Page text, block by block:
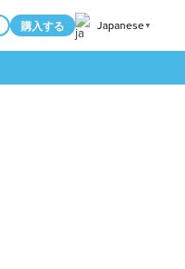
購入する Japanese▼